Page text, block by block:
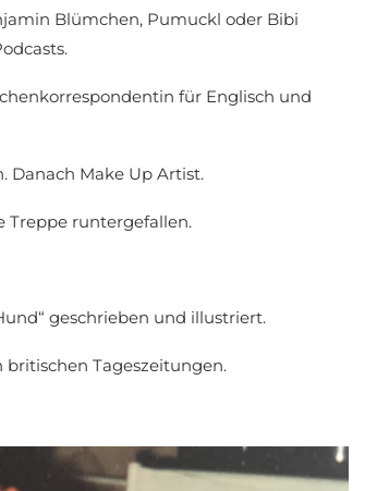
Blümchen, Pumuckl oder Bibi
für Englisch und
Danach Make Up Artist.
Treppe runtergefallen.
geschrieben und illustriert.
britischen Tageszeitungen.